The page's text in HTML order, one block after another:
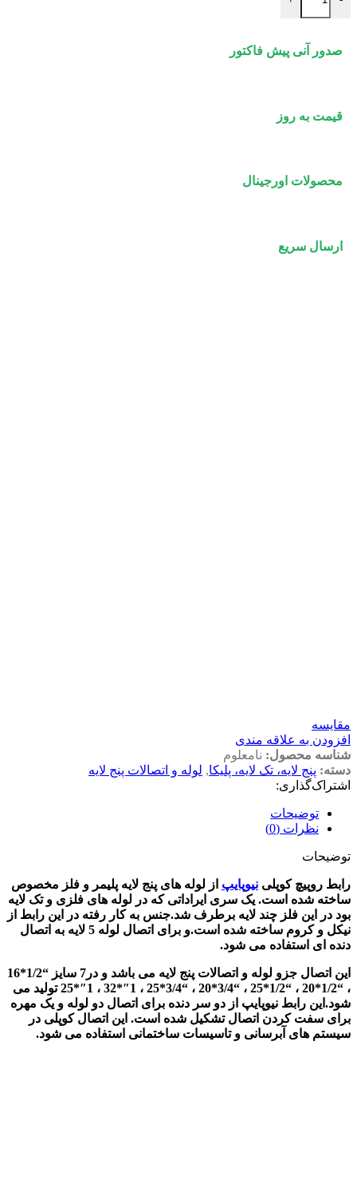
صدور آنی پیش فاکتور
قیمت به روز
محصولات اورجینال
ارسال سریع
مقايسه
افزودن به علاقه مندی
شناسه محصول: نامعلوم
دسته: پنج لایه، تک لایه، پلیکا, لوله و اتصالات پنج لایه
اشتراک‌گذاری:
توضیحات
نظرات (0)
توضیحات
رابط روپیچ کوپلی نیوپایپ از لوله های پنج لایه پلیمر و فلز مخصوص
ساخته شده است. یک سری ایراداتی که در لوله های فلزی و تک لایه
بود در این فلز چند لایه برطرف شد.جنس به کار رفته در این رابط از
نیکل و کروم ساخته شده است.و برای اتصال لوله 5 لایه به اتصال
دنده ای استفاده می شود.
این اتصال جزو لوله و اتصالات پنج لایه می باشد و در7 سایز “1/2*16
، “1/2*20 ، “1/2*25 ، “3/4*20 ، “3/4*25 ، 1″*32 ، 1″*25 تولید می
شود.این رابط نیوپایپ از دو سر دنده برای اتصال دو لوله و یک مهره
برای سفت کردن اتصال تشکیل شده است. این اتصال کوپلی در
سیستم های آبرسانی و تاسیسات ساختمانی استفاده می شود.